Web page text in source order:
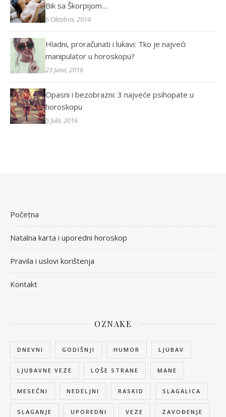
Bik sa Škorpijom…
6 Oktobra, 2014
Hladni, proračunati i lukavi: Tko je najveći
manipulator u horoskopu?
23 Juna, 2016
Opasni i bezobrazni: 3 najveće psihopate u
horoskopu
5 Jula, 2016
Početna
Natalna karta i uporedni horoskop
Pravila i uslovi korištenja
Kontakt
OZNAKE
DNEVNI GODIŠNJI HUMOR LJUBAV
LJUBAVNE VEZE LOŠE STRANE MANE
MESEČNI NEDELJNI RASKID SLAGALICA
SLAGANJE UPOREDNI VEZE ZAVOĐENJE